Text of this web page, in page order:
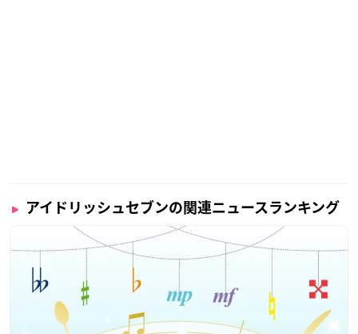
アイドリッシュセブンの関連ニュースランキング